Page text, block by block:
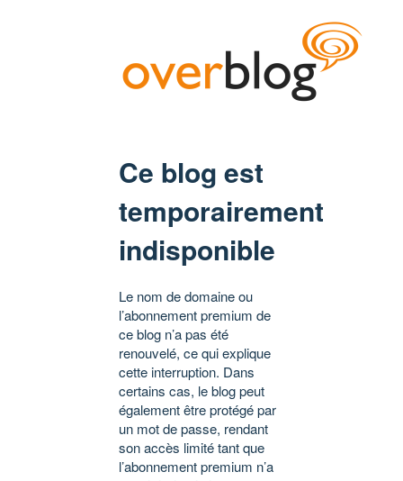
Ce blog est
temporairement
indisponible
Le nom de domaine ou
l’abonnement premium de
ce blog n’a pas été
renouvelé, ce qui explique
cette interruption. Dans
certains cas, le blog peut
également être protégé par
un mot de passe, rendant
son accès limité tant que
l’abonnement premium n’a